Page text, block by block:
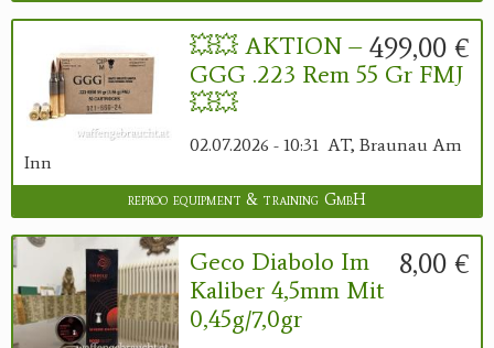
499,00 €
💥💥 AKTION –
GGG .223 Rem 55 Gr FMJ
💥💥
02.07.2026 - 10:31 AT, Braunau Am
Inn
reproo equipment & training GmbH
8,00 €
Geco Diabolo Im
Kaliber 4,5mm Mit
0,45g/7,0gr